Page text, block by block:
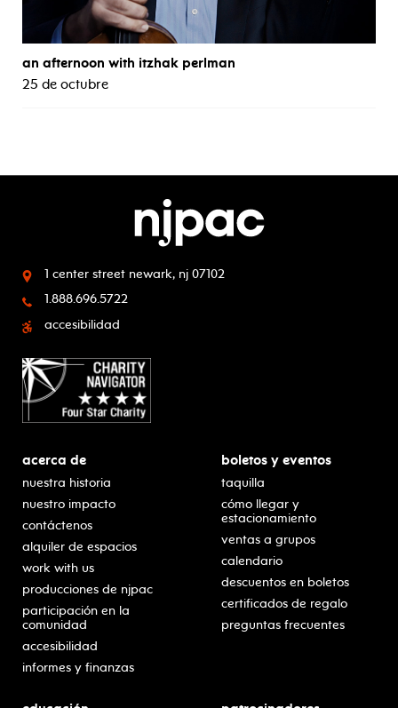
an afternoon with itzhak perlman
25 de octubre
1 center street newark, nj 07102
1.888.696.5722
accesibilidad
acerca de
nuestra historia
nuestro impacto
contáctenos
alquiler de espacios
work with us
producciones de njpac
participación en la
comunidad
accesibilidad
informes y finanzas
boletos y eventos
taquilla
cómo llegar y
estacionamiento
ventas a grupos
calendario
descuentos en boletos
certificados de regalo
preguntas frecuentes